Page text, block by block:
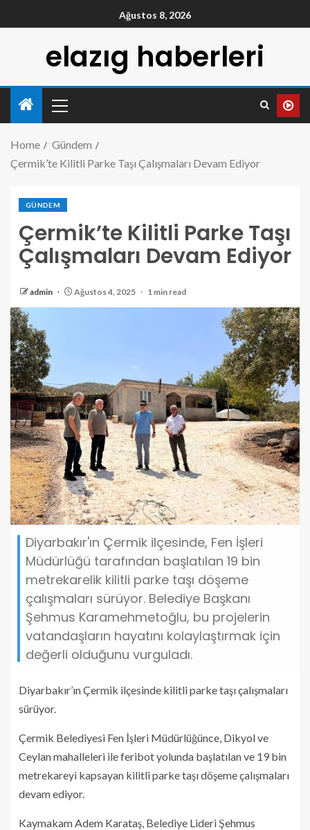
Ağustos 8, 2026
elazıg haberleri
Home
Gündem
Çermik’te Kilitli Parke Taşı Çalışmaları Devam Ediyor
GÜNDEM
Çermik’te Kilitli Parke Taşı
Çalışmaları Devam Ediyor
admin Ağustos 4, 2025 1 min read
Diyarbakır'ın Çermik ilçesinde, Fen İşleri
Müdürlüğü tarafından başlatılan 19 bin
metrekarelik kilitli parke taşı döşeme
çalışmaları sürüyor. Belediye Başkanı
Şehmus Karamehmetoğlu, bu projelerin
vatandaşların hayatını kolaylaştırmak için
değerli olduğunu vurguladı.
Diyarbakır’ın Çermik ilçesinde kilitli parke taşı çalışmaları
sürüyor.
Çermik Belediyesi Fen İşleri Müdürlüğünce, Dikyol ve
Ceylan mahalleleri ile feribot yolunda başlatılan ve 19 bin
metrekareyi kapsayan kilitli parke taşı döşeme çalışmaları
devam ediyor.
Kaymakam Adem Karataş, Belediye Lideri Şehmus